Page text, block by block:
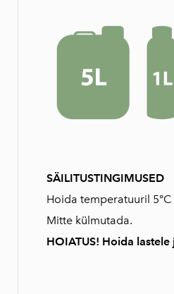
SÄILITUSTINGIMUSED
Hoida temperatuuril
Mitte külmutada.
HOIATUS! Hoida